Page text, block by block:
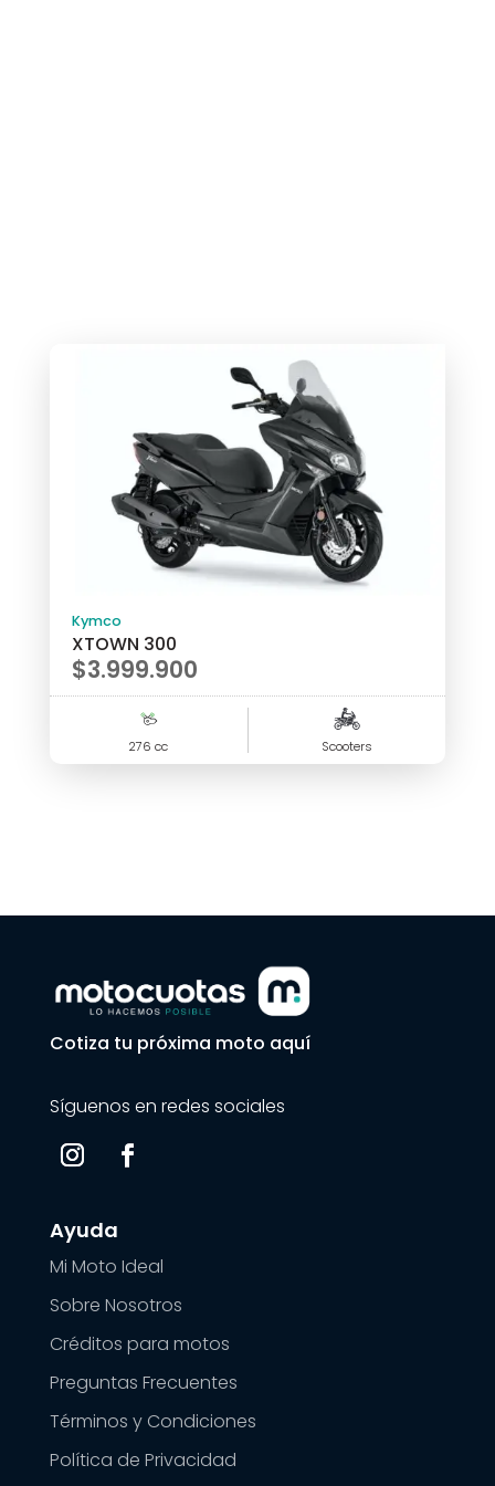
Kymco
XTOWN 300
$3.999.900
276 cc Scooters
Cotiza tu próxima moto aquí
Síguenos en redes sociales
Ayuda
Mi Moto Ideal
Sobre Nosotros
Créditos para motos
Preguntas Frecuentes
Términos y Condiciones
Política de Privacidad